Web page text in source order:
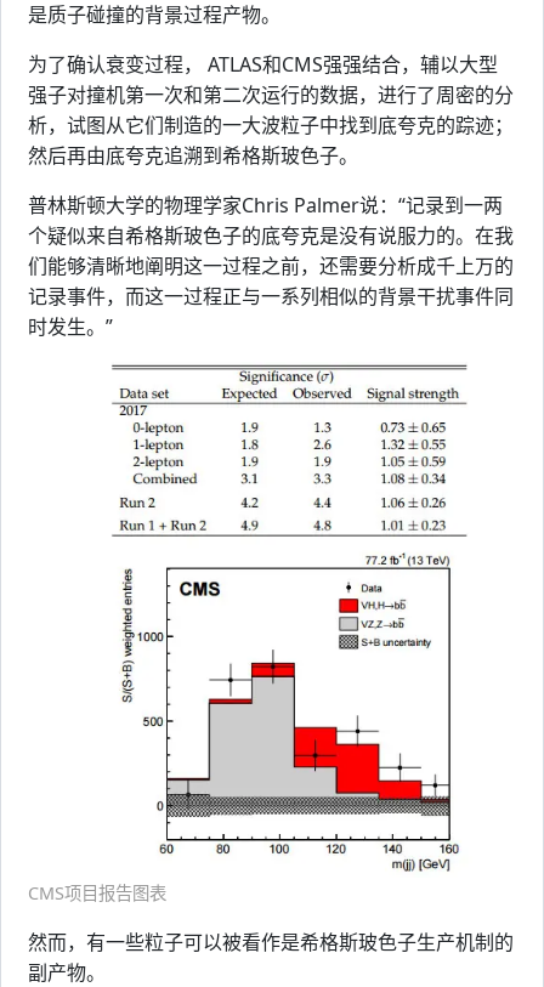
是质子碰撞的背景过程产物。
为了确认衰变过程， ATLAS和CMS强强结合，辅以大型
强子对撞机第一次和第二次运行的数据，进行了周密的分
析，试图从它们制造的一大波粒子中找到底夸克的踪迹；
然后再由底夸克追溯到希格斯玻色子。
普林斯顿大学的物理学家Chris Palmer说：“记录到一两
个疑似来自希格斯玻色子的底夸克是没有说服力的。在我
们能够清晰地阐明这一过程之前，还需要分析成千上万的
记录事件，而这一过程正与一系列相似的背景干扰事件同
时发生。”
CMS项目报告图表
然而，有一些粒子可以被看作是希格斯玻色子生产机制的
副产物。